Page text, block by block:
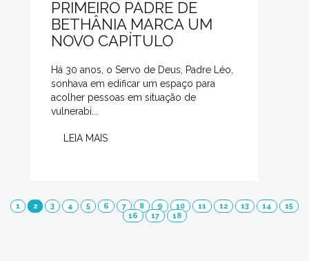
PRIMEIRO PADRE DE
BETHÂNIA MARCA UM
NOVO CAPÍTULO
Há 30 anos, o Servo de Deus, Padre Léo,
sonhava em edificar um espaço para
acolher pessoas em situação de
vulnerabi...
LEIA MAIS
1 2 3 4 5 6 7 8 9 10 11 12 13 14
15
16
17 18